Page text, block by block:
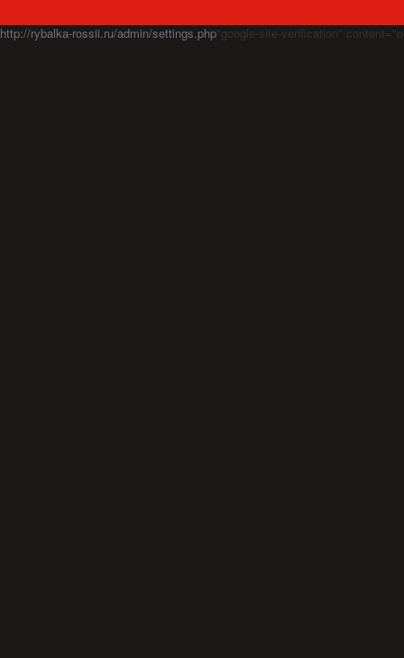
http://rybalka-rossii.ru/admin/settings.php"google-site-verification"